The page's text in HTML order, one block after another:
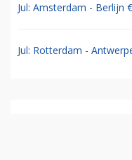
Jul: Amsterdam - Berlijn
Jul: Rotterdam -